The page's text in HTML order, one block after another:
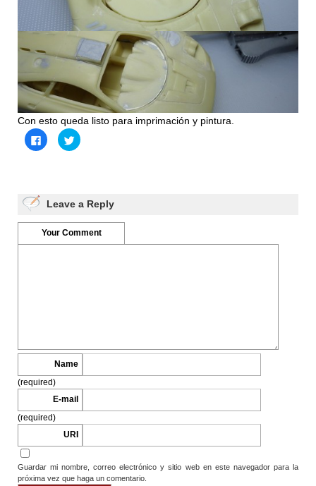
Con esto queda listo para imprimación y pintura.
Haz
clic
en
ventana
nueva)
Haz
clic
en
ventana
nueva)
Leave a Reply
Your Comment
Name
(required)
E-mail
(required)
URI
Guardar mi nombre, correo electrónico y sitio web en este navegador para la
próxima vez que haga un comentario.